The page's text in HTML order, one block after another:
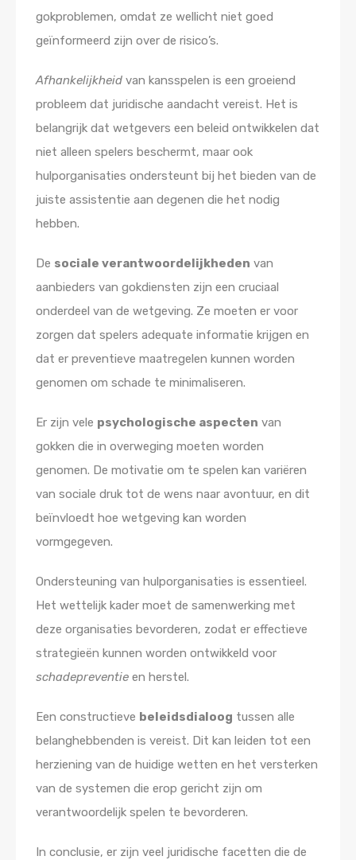
gokproblemen, omdat ze wellicht niet goed
geïnformeerd zijn over de risico’s.
Afhankelijkheid van kansspelen is een groeiend
probleem dat juridische aandacht vereist. Het is
belangrijk dat wetgevers een beleid ontwikkelen dat
niet alleen spelers beschermt, maar ook
hulporganisaties ondersteunt bij het bieden van de
juiste assistentie aan degenen die het nodig
hebben.
De sociale verantwoordelijkheden van
aanbieders van gokdiensten zijn een cruciaal
onderdeel van de wetgeving. Ze moeten er voor
zorgen dat spelers adequate informatie krijgen en
dat er preventieve maatregelen kunnen worden
genomen om schade te minimaliseren.
Er zijn vele psychologische aspecten van
gokken die in overweging moeten worden
genomen. De motivatie om te spelen kan variëren
van sociale druk tot de wens naar avontuur, en dit
beïnvloedt hoe wetgeving kan worden
vormgegeven.
Ondersteuning van hulporganisaties is essentieel.
Het wettelijk kader moet de samenwerking met
deze organisaties bevorderen, zodat er effectieve
strategieën kunnen worden ontwikkeld voor
schadepreventie en herstel.
Een constructieve beleidsdialoog tussen alle
belanghebbenden is vereist. Dit kan leiden tot een
herziening van de huidige wetten en het versterken
van de systemen die erop gericht zijn om
verantwoordelijk spelen te bevorderen.
In conclusie, er zijn veel juridische facetten die de